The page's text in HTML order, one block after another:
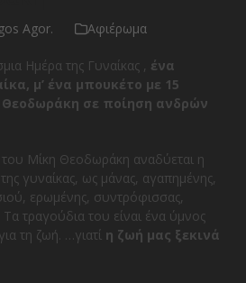
Agor. Αφιέρωμα
Ημέρα της Γυναίκας , ένα
μ’ ένα μπουκέτο με 15
Θεοδωράκη σε ποίηση ανδρών
Μίκη Θεοδωράκη αναδύεται η
γυναίκας, ως μάνας, αγαπημένης,
ερωμένης, συντρόφισσας,
τραγούδια του είναι ένα ύμνος
τη ζωή. …γιατί η ζωή μας ξεκινά